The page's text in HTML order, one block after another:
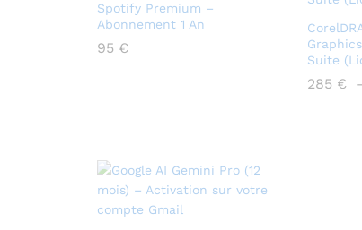
Spotify Premium –
Abonnement 1 An
95 €
Suite
285 €